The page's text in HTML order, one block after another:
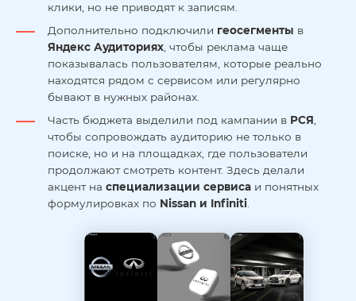
клики, но не приводят к записям.
Дополнительно подключили геосегменты в
Яндекс Аудиториях , чтобы реклама чаще
показывалась пользователям, которые реально
находятся рядом с сервисом или регулярно
бывают в нужных районах.
Часть бюджета выделили под кампании в РСЯ
чтобы сопровождать аудиторию не только в
поиске, но и на площадках, где пользователи
продолжают смотреть контент. Здесь делали
акцент на специализации сервиса и понятных
формулировках по Nissan и Infiniti